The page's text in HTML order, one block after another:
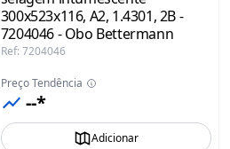
300x523x116, A2, 1.4301, 2B -
7204046 - Obo Bettermann
Ref: 7204046
Preço Tendência
--*
Adicionar